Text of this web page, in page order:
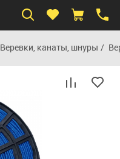
Веревки, канаты, шнуры